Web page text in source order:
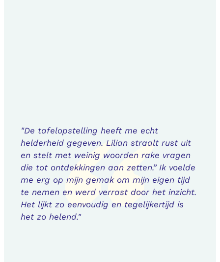
"De tafelopstelling heeft me echt
helderheid gegeven. Lilian straalt rust uit
en stelt met weinig woorden rake vragen
die tot ontdekkingen aan zetten.” Ik voelde
me erg op mijn gemak om mijn eigen tijd
te nemen en werd verrast door het inzicht.
Het lijkt zo eenvoudig en tegelijkertijd is
het zo helend."